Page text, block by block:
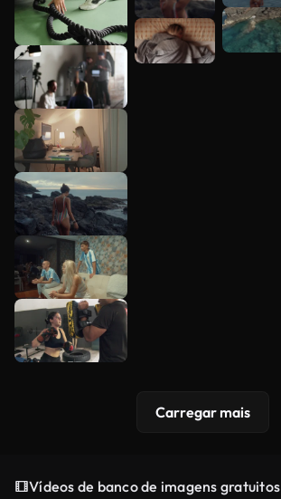
Carregar mais
Vídeos de banco de imagens gratuitos